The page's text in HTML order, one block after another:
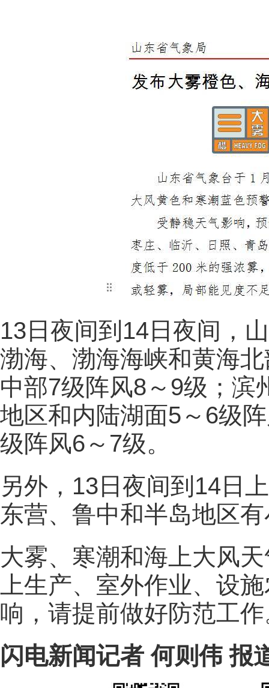
13日夜间到14日夜间，
渤海、渤海海峡和黄海
中部7级阵风8～9级；滨
地区和内陆湖面5～6级
级阵风6～7级。
另外，13日夜间到14日
东营、鲁中和半岛地区
大雾、寒潮和海上大风
上生产、室外作业、设
响，请提前做好防范工
闪电新闻记者 何则伟 报